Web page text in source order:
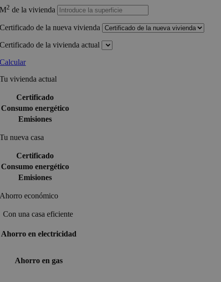
M2 de la vivienda
Certificado de la nueva vivienda
Certificado de la vivienda actual
Calcular
Tu vivienda actual
Certificado
Consumo energético
Emisiones
Tu nueva casa
Certificado
Consumo energético
Emisiones
Ahorro económico
Con una casa eficiente
Ahorro en electricidad
Ahorro en gas